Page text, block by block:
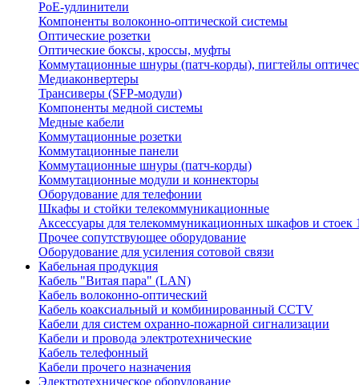
PoE-удлинители
Компоненты волоконно-оптической системы
Оптические розетки
Оптические боксы, кроссы, муфты
Коммутационные шнуры (патч-корды), пигтейлы
Медиаконвертеры
Трансиверы (SFP-модули)
Компоненты медной системы
Медные кабели
Коммутационные розетки
Коммутационные панели
Коммутационные шнуры (патч-корды)
Коммутационные модули и коннекторы
Оборудование для телефонии
Шкафы и стойки телекоммуникационные
Аксессуары для телекоммуникационных шкафов и стоек
Прочее сопутствующее оборудование
Оборудование для усиления сотовой связи
Кабельная продукция
Кабель "Витая пара" (LAN)
Кабель волоконно-оптический
Кабель коаксиальный и комбинированный CCTV
Кабели для систем охранно-пожарной сигнализации
Кабели и провода электротехнические
Кабель телефонный
Кабели прочего назначения
Электротехническое оборудование